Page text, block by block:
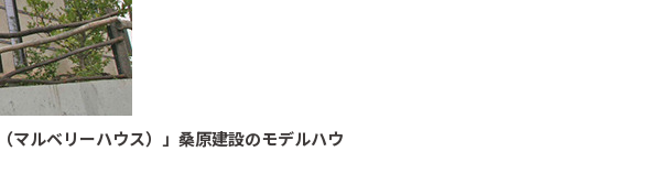
マルベリーハウス）」桑原建設のモデルハウ